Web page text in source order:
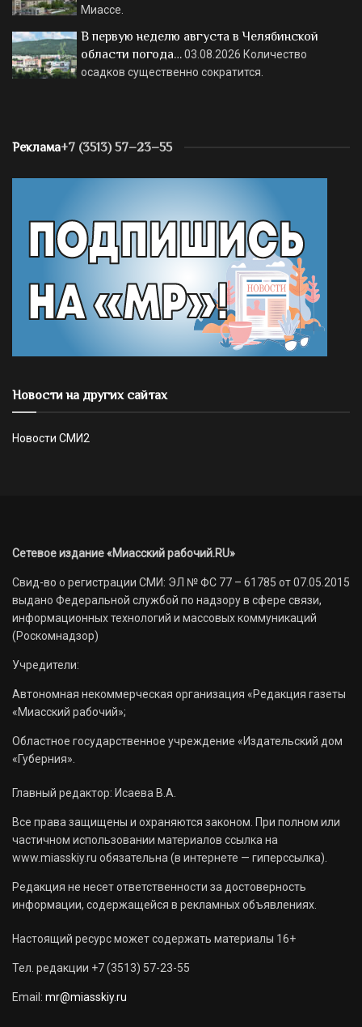
Миассе.
В первую неделю августа в Челябинской
области погода…03.08.2026 Количество
осадков существенно сократится.
Реклама+7 (3513) 57–23–55
Новости на других сайтах
Новости СМИ2
Сетевое издание «Миасский рабочий.RU»
Свид-во о регистрации СМИ: ЭЛ № ФС 77 – 61785 от 07.05.2015
выдано Федеральной службой по надзору в сфере связи,
информационных технологий и массовых коммуникаций
(Роскомнадзор)
Учредители:
Автономная некоммерческая организация «Редакция газеты
«Миасский рабочий»;
Областное государственное учреждение «Издательский дом
«Губерния».
Главный редактор: Исаева В.А.
Все права защищены и охраняются законом. При полном или
частичном использовании материалов ссылка на
www.miasskiy.ru обязательна (в интернете — гиперссылка).
Редакция не несет ответственности за достоверность
информации, содержащейся в рекламных объявлениях.
Настоящий ресурс может содержать материалы 16+
Тел. редакции +7 (3513) 57-23-55
Email: mr@miasskiy.ru